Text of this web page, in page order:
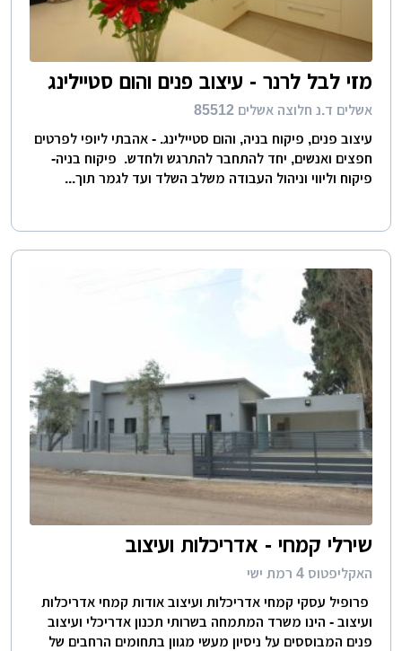
מזי לבל לרנר - עיצוב פנים והום סטיילינג
אשלים ד.נ חלוצה אשלים 85512
עיצוב פנים, פיקוח בניה, והום סטיילינג. - אהבתי ליופי לפרטים
חפצים ואנשים, יחד להתחבר להתרגש ולחדש. פיקוח בניה-
פיקוח וליווי וניהול העבודה משלב השלד ועד לגמר תוך...
שירלי קמחי - אדריכלות ועיצוב
האקליפטוס 4 רמת ישי
פרופיל עסקי קמחי אדריכלות ועיצוב אודות קמחי אדריכלות
ועיצוב - הינו משרד המתמחה בשרותי תכנון אדריכלי ועיצוב
פנים המבוססים על ניסיון מעשי מגוון בתחומים הרחבים של